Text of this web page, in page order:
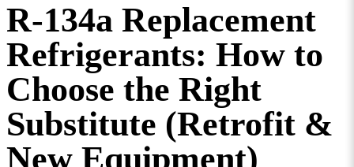
R-134a Replacement
Refrigerants: How to
Choose the Right
Substitute (Retrofit &
New Equipment)